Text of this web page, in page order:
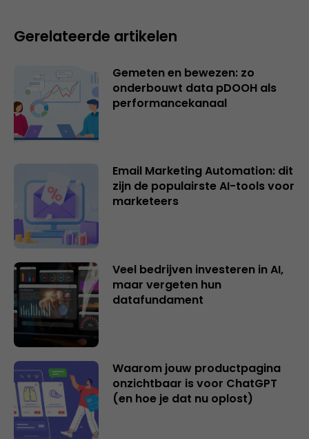
Gerelateerde artikelen
Gemeten en bewezen: zo
onderbouwt data pDOOH als
performancekanaal
Email Marketing Automation: dit
zijn de populairste AI-tools voor
marketeers
Veel bedrijven investeren in AI,
maar vergeten hun
datafundament
Waarom jouw productpagina
onzichtbaar is voor ChatGPT
(en hoe je dat nu oplost)